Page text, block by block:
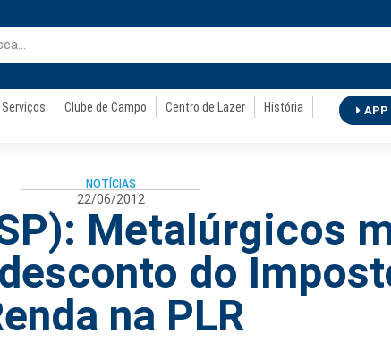
Serviços Clube de Campo Centro de Lazer
História
APP
NOTÍCIAS
22/06/2012
Metalúrgicos
do
na PLR